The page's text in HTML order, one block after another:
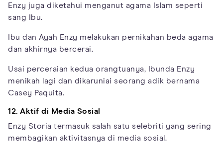
Enzy juga diketahui menganut agama Islam seperti
sang Ibu.
Ibu dan Ayah Enzy melakukan pernikahan beda agama
dan akhirnya bercerai.
Usai perceraian kedua orangtuanya, Ibunda Enzy
menikah lagi dan dikaruniai seorang adik bernama
Casey Paquita.
12. Aktif di Media Sosial
Enzy Storia termasuk salah satu selebriti yang sering
membagikan aktivitasnya di media sosial.